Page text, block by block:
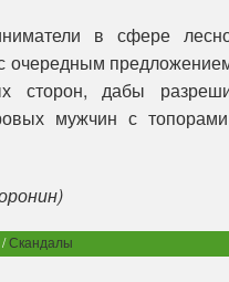
в сфере
очередным
сторон, дабы
мужчин с
/Скандалы